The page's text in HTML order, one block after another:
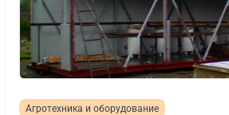
Агротехника и оборудование